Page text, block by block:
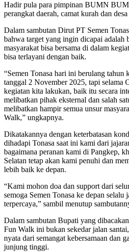
Hadir pula para pimpinan BUMN
perangkat daerah, camat kurah dan
Dalam sambutan Dirut PT Semen
bahwa target yang ingin dicapai adalah
masyarakat bisa bersama di dalam
bisa terlayani dengan baik.
“Semen Tonasa hari ini berulang tahun
tanggal 2 November 2025, tapi selama
kegiatan kita lakukan, baik itu secara
melibatkan pihak eksternal dan salah
melibatkan hampir semua unsur
Walk,” ungkapnya.
Dikatakannya dengan keterbatasan
dihadapi Tonasa saat ini kami dari
bagaimana peranan kami di Pangkep,
Selatan tetap akan kami penuhi dan
lebih baik ke depan.
“Kami mohon doa dan support dari
semoga Semen Tonasa ke depan selalu
terpercaya,” sambil menutup
Dalam sambutan Bupati yang
Fun Walk ini bukan sekedar jalan
nyata dari semangat kebersamaan dan
junjung tinggi.